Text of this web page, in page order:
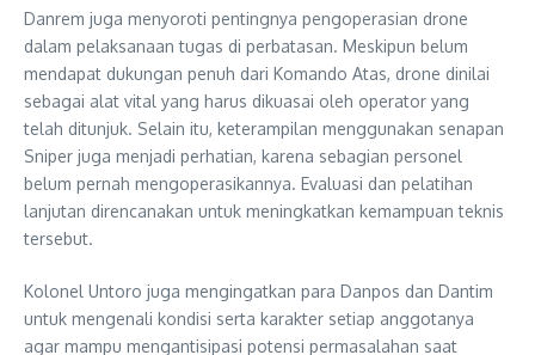
Danrem juga menyoroti pentingnya pengoperasian drone
dalam pelaksanaan tugas di perbatasan. Meskipun belum
mendapat dukungan penuh dari Komando Atas, drone dinilai
sebagai alat vital yang harus dikuasai oleh operator yang
telah ditunjuk. Selain itu, keterampilan menggunakan senapan
Sniper juga menjadi perhatian, karena sebagian personel
belum pernah mengoperasikannya. Evaluasi dan pelatihan
lanjutan direncanakan untuk meningkatkan kemampuan teknis
tersebut.
Kolonel Untoro juga mengingatkan para Danpos dan Dantim
untuk mengenali kondisi serta karakter setiap anggotanya
agar mampu mengantisipasi potensi permasalahan saat